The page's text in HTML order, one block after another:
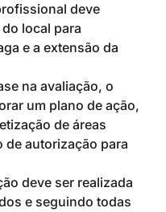
deve
local para
e a extensão da
na avaliação, o
um plano de ação,
de áreas
de autorização para
deve ser realizada
e seguindo todas